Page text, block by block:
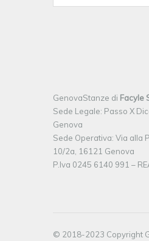
GenovaStanze di Facyle
Sede Legale: Passo X
Genova
Sede Operativa: Via alla
10/2a, 16121 Genova
P.Iva 0245 6140 991 –
© 2018-2023 Copyright